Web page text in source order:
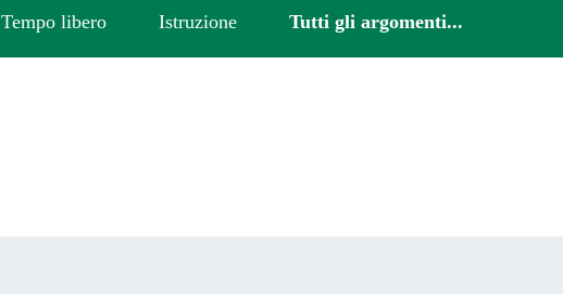
Tempo libero Istruzione Tutti gli argomenti...